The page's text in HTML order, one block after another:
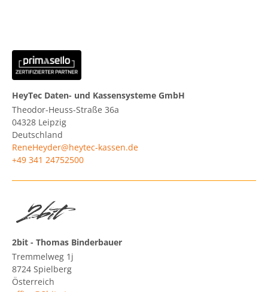
HeyTec Daten- und Kassensysteme GmbH
Theodor-Heuss-Straße 36a
04328 Leipzig
Deutschland
ReneHeyder@heytec-kassen.de
+49 341 24752500
2bit - Thomas Binderbauer
Tremmelweg 1j
8724 Spielberg
Österreich